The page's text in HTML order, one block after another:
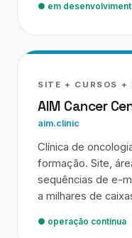
● em
SITE + CURSOS +
AIM Cancer
aim.clinic
Clínica de
formação. Site,
sequências de e-
a milhares de
● operação contínua